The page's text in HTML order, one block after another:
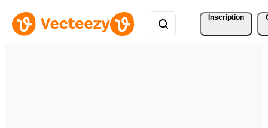
Inscription